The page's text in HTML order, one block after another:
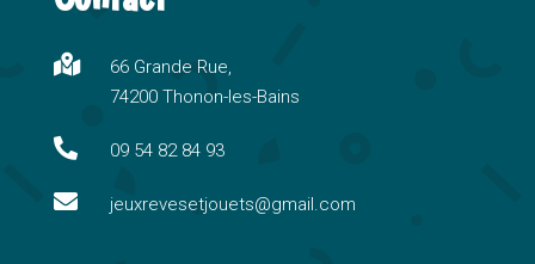
n
a
i
e

66 Grande Rue,
74200 Thonon-les-Bains
 09 54 82 84 93
 jeuxrevesetjouets@gmail.com